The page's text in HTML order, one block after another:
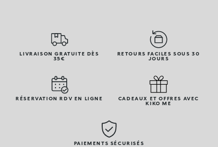
LIVRAISON GRATUITE DÈS
35€
RETOURS FACILES SOUS 30
JOURS
RÉSERVATION RDV EN LIGNE
CADEAUX ET OFFRES AVEC
KIKO ME
PAIEMENTS SÉCURISÉS